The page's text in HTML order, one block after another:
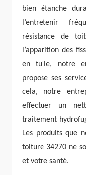
bien étanche
l’entretenir
résistance de
l’apparition des
en tuile, notre
propose ses
cela, notre
effectuer un
traitement
Les produits que
toiture 34270 ne
et votre santé.